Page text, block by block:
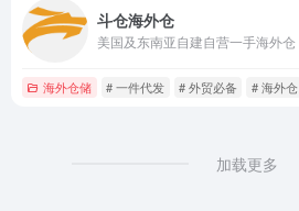
斗仓海外仓
美国及东南亚自建自营一手海外仓
海外仓储 # 一件代发 # 外贸必备 # 海外仓
加载更多